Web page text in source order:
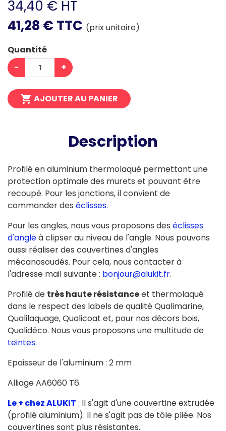
34,40 € HT
41,28 € TTC (prix unitaire)
Quantité
-
+
 AJOUTER AU PANIER
Description
Profilé en aluminium thermolaqué permettant une
protection optimale des murets et pouvant être
recoupé. Pour les jonctions, il convient de
commander des éclisses.
Pour les angles, nous vous proposons des éclisses
d'angleà clipser au niveau de l'angle. Nous pouvons
aussi réaliser des couvertines d'angles
mécanosoudés. Pour cela, nous contacter à
l'adresse mail suivante : bonjour@alukit.fr.
Profilé de très haute résistanceet thermolaqué
dans le respect des labels de qualité Qualimarine,
Qualilaquage, Qualicoat et, pour nos décors bois,
Qualidéco. Nous vous proposons une multitude de
teintes.
Epaisseur de l'aluminium : 2 mm
Alliage AA6060 T6.
Le + chez ALUKIT : Il s'agit d'une couvertine extrudée
(profilé aluminium). Il ne s'agit pas de tôle pliée. Nos
couvertines sont plus résistantes.